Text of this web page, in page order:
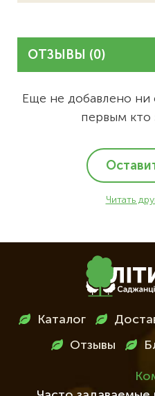
ОТЗЫВЫ (0)
Еще не добавлено ни
первым кто
Читать
МенюКаталог
Отзывы